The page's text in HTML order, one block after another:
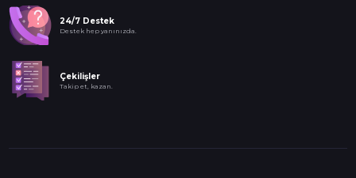
24/7 Destek
Destek hep yanınızda.
Çekilişler
Takip et, kazan.